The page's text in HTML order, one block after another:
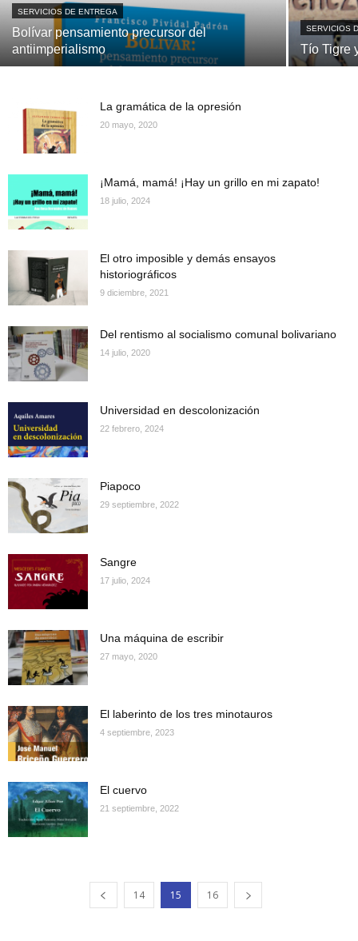
SERVICIOS DE ENTREGA
Bolívar pensamiento precursor del
antiimperialismo
SERVICIOS
Tío Tigre
La gramática de la opresión
20 mayo, 2020
¡Mamá, mamá! ¡Hay un grillo en mi zapato!
18 julio, 2024
El otro imposible y demás ensayos
historiográficos
9 diciembre, 2021
Del rentismo al socialismo comunal bolivariano
14 julio, 2020
Universidad en descolonización
22 febrero, 2024
Piapoco
29 septiembre, 2022
Sangre
17 julio, 2024
Una máquina de escribir
27 mayo, 2020
El laberinto de los tres minotauros
4 septiembre, 2023
El cuervo
21 septiembre, 2022
14 15 16